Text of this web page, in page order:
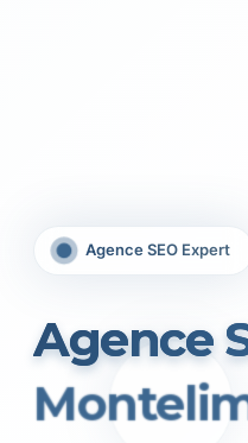
Agence SEO Expert
Agence